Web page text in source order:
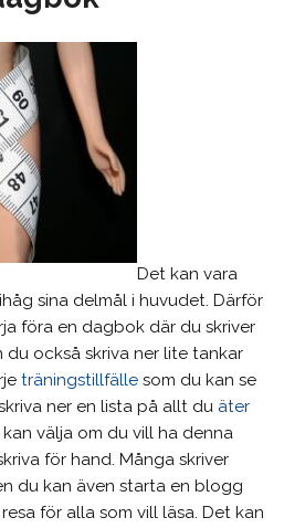
Det kan vara
sina delmål i huvudet. Därför
föra en dagbok där du skriver
du också skriva ner lite tankar
träningstillfällesom du kan se
ner en lista på allt du äter
välja om du vill ha denna
för hand. Många skriver
du kan även starta en blogg
för alla som vill läsa. Det kan